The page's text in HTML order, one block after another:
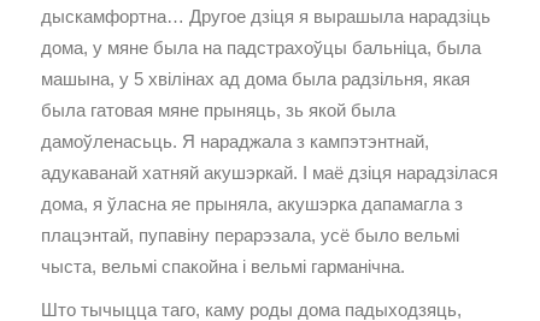
дыскамфортна… Другое дзіця я вырашыла нарадзіць
дома, у мяне была на падстрахоўцы бальніца, была
машына, у 5 хвілінах ад дома была радзільня, якая
была гатовая мяне прыняць, зь якой была
дамоўленасьць. Я нараджала з кампэтэнтнай,
адукаванай хатняй акушэркай. І маё дзіця нарадзілася
дома, я ўласна яе прыняла, акушэрка дапамагла з
плацэнтай, пупавіну перарэзала, усё было вельмі
чыста, вельмі спакойна і вельмі гарманічна.
Што тычыцца таго, каму роды дома падыходзяць,